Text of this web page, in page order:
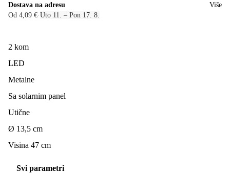
Dostava na adresu
Od 4,09 €·Uto 11. – Pon 17. 8.
Više
2 kom
LED
Metalne
Sa solarnim panel
Utične
Ø 13,5 cm
Visina 47 cm
Svi parametri